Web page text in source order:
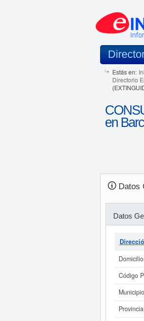
Estás en:
Directorio
en
Datos
Datos
Código
Municipio
Provincia